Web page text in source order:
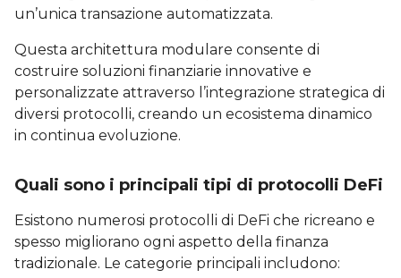
un’unica transazione automatizzata.
Questa architettura modulare consente di
costruire soluzioni finanziarie innovative e
personalizzate attraverso l’integrazione strategica di
diversi protocolli, creando un ecosistema dinamico
in continua evoluzione.
Quali sono i principali tipi di protocolli DeFi
Esistono numerosi protocolli di DeFi che ricreano e
spesso migliorano ogni aspetto della finanza
tradizionale. Le categorie principali includono: